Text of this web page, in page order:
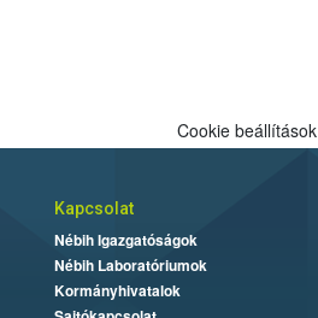
Cookie beállítások
Kapcsolat
Nébih Igazgatóságok
Nébih Laboratóriumok
Kormányhivatalok